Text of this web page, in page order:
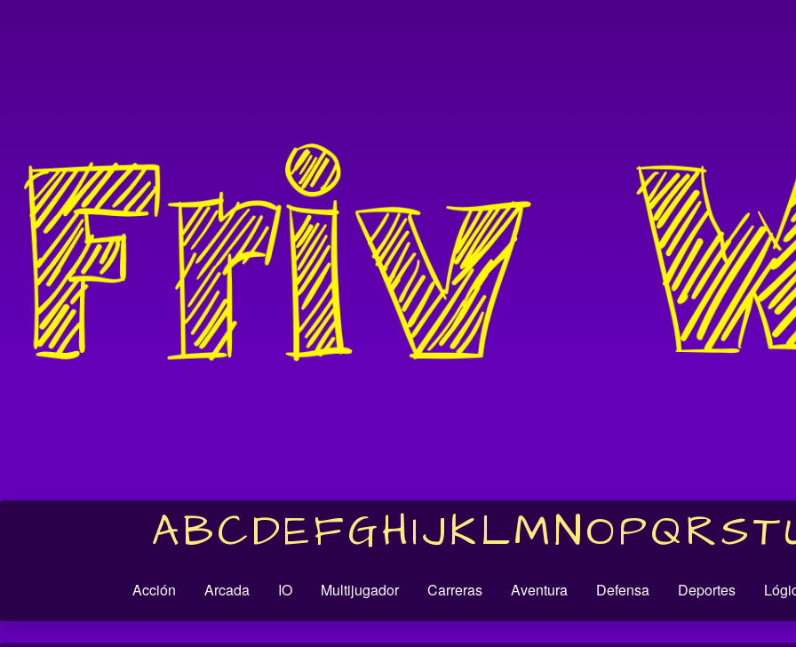
ABCDEFGHIJKLMNOPQRST
Acción Arcada IO Multijugador Carreras Aventura Defensa Deportes